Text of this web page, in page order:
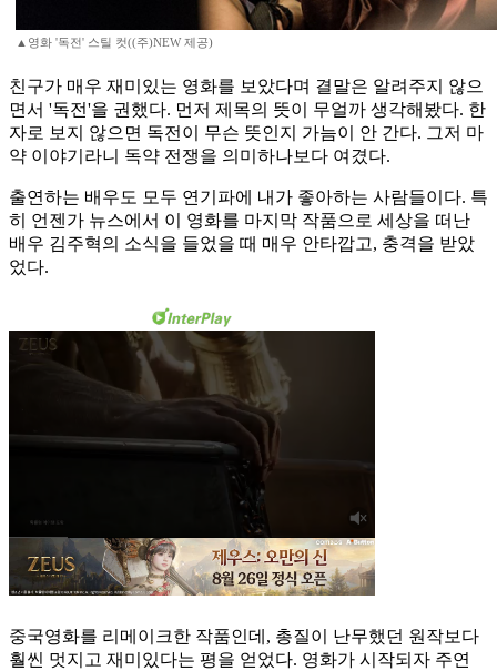
▲영화 '독전' 스틸 컷((주)NEW 제공)
친구가 매우 재미있는 영화를 보았다며 결말은 알려주지 않으
면서 '독전'을 권했다. 먼저 제목의 뜻이 무얼까 생각해봤다. 한
자로 보지 않으면 독전이 무슨 뜻인지 가늠이 안 간다. 그저 마
약 이야기라니 독약 전쟁을 의미하나보다 여겼다.
출연하는 배우도 모두 연기파에 내가 좋아하는 사람들이다. 특
히 언젠가 뉴스에서 이 영화를 마지막 작품으로 세상을 떠난
배우 김주혁의 소식을 들었을 때 매우 안타깝고, 충격을 받았
었다.
중국영화를 리메이크한 작품인데, 총질이 난무했던 원작보다
훨씬 멋지고 재미있다는 평을 얻었다. 영화가 시작되자 주연